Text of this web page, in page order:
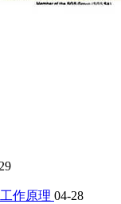
作原理 04-28